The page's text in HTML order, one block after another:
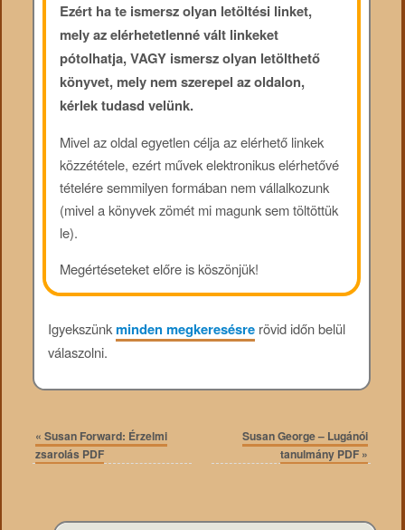
Ezért ha te ismersz olyan letöltési linket,
mely az elérhetetlenné vált linkeket
pótolhatja, VAGY ismersz olyan letölthető
könyvet, mely nem szerepel az oldalon,
kérlek tudasd velünk.
Mivel az oldal egyetlen célja az elérhető linkek
közzététele, ezért művek elektronikus elérhetővé
tételére semmilyen formában nem vállalkozunk
(mivel a könyvek zömét mi magunk sem töltöttük
le).
Megértéseteket előre is köszönjük!
Igyekszünkminden megkeresésrerövid időn belül
válaszolni.
« Susan Forward: Érzelmi
zsarolás PDF
Susan George – Lugánói
tanulmány PDF »